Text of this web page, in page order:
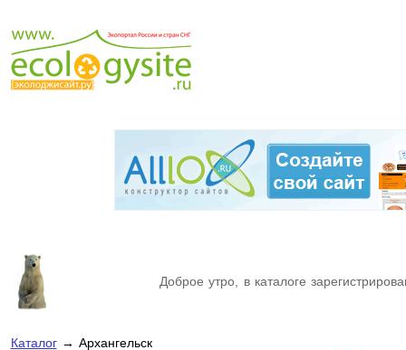
Доброе утро, в каталоге
Каталог→ Архангельск